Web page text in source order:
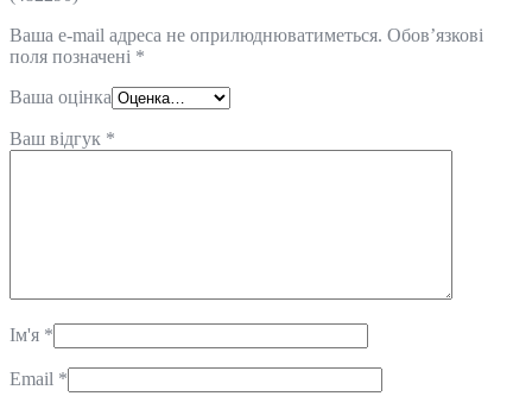
Ваша e-mail адреса не оприлюднюватиметься. Обов’язкові
поля позначені *
Ваша оцінка
Ваш відгук *
Ім'я *
Email *